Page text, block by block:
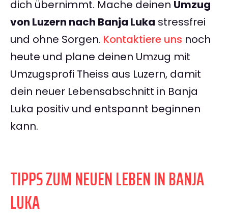
dich übernimmt. Mache deinen Umzug
von Luzern nach Banja Luka stressfrei
und ohne Sorgen. Kontaktiere uns noch
heute und plane deinen Umzug mit
Umzugsprofi Theiss aus Luzern, damit
dein neuer Lebensabschnitt in Banja
Luka positiv und entspannt beginnen
kann.
TIPPS ZUM NEUEN LEBEN IN BANJA
LUKA